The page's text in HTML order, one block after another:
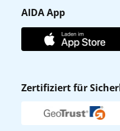
Affiliateprogramm
Verhaltens- & Ethikkodex
Newsletter
Gästefragebogen
AIDA Club
AIDA App
AIDA App
Zertifiziert für